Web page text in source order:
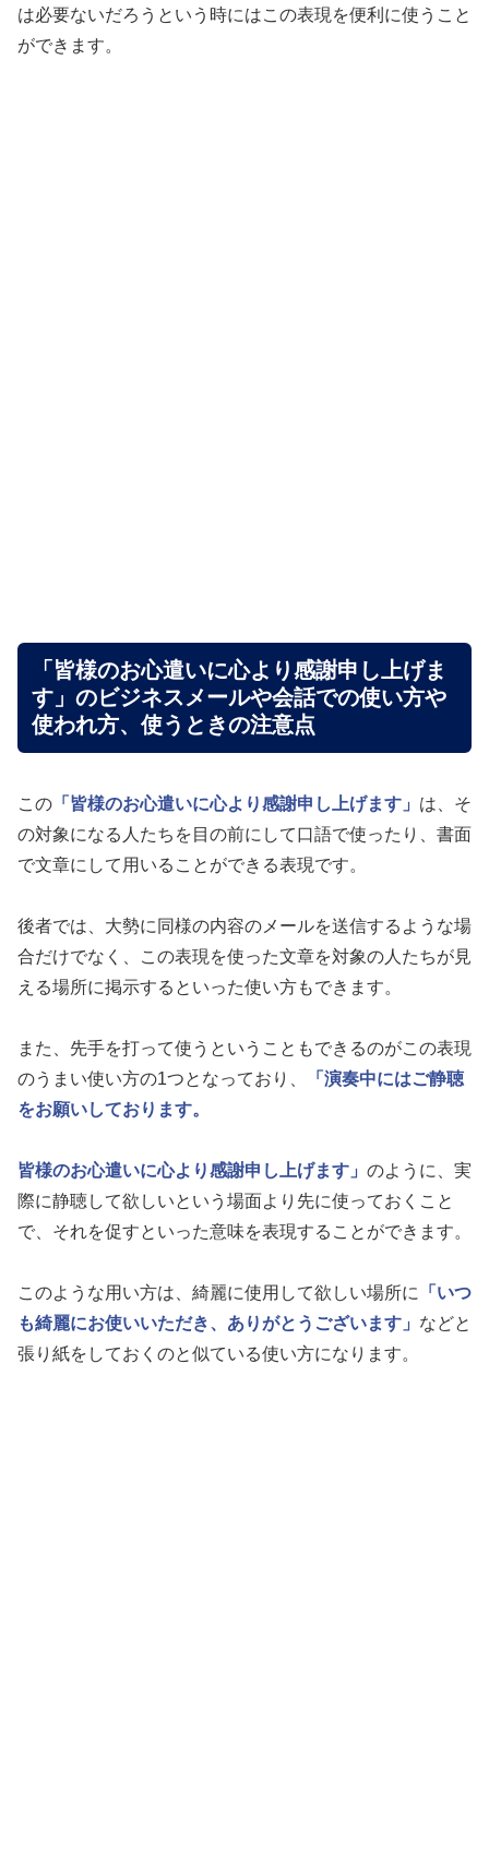
は必要ないだろうという時にはこの表現を便利に使うこと
ができます。
「皆様のお心遣いに心より感謝申し上げま
す」のビジネスメールや会話での使い方や
使われ方、使うときの注意点
この 「皆様のお心遣いに心より感謝申し上げます」 は、そ
の対象になる人たちを目の前にして口語で使ったり、書面
で文章にして用いることができる表現です。
後者では、大勢に同様の内容のメールを送信するような場
合だけでなく、この表現を使った文章を対象の人たちが見
える場所に掲示するといった使い方もできます。
また、先手を打って使うということもできるのがこの表現
のうまい使い方の1つとなっており、
「演奏中にはご静聴
をお願いしております。
皆様のお心遣いに心より感謝申し上げます」 のように、実
際に静聴して欲しいという場面より先に使っておくこと
で、それを促すといった意味を表現することができます。
このような用い方は、綺麗に使用して欲しい場所に
「いつ
も綺麗にお使いいただき、ありがとうございます」 などと
張り紙をしておくのと似ている使い方になります。